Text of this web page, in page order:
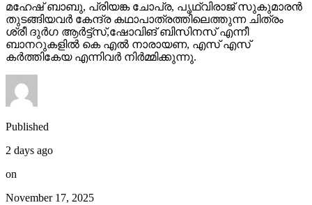
മഹേഷ് ബാബു, പ്രിയങ്ക ചോപ്ര, പൃഥ്വിരാജ് സുകുമാരൻ
തുടങ്ങിയവർ കേന്ദ്ര കഥാപാത്രത്തിലെത്തുന്ന ചിത്രം
ശ്രീ ദുർഗ ആർട്ട്സ്,ഷോവിങ് ബിസിനസ് എന്നീ
ബാനറുകളിൽ കെ എൽ നാരായണ, എസ് എസ്
കർത്തികേയ എന്നിവർ നിർമ്മിക്കുന്നു.
Published
2 days ago
on
November 17, 2025